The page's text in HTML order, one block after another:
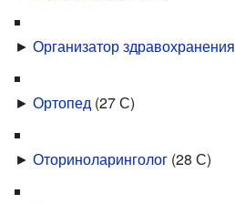
► Организатор здравохранения
► Ортопед (27 С)
► Оториноларинголог (28 С)